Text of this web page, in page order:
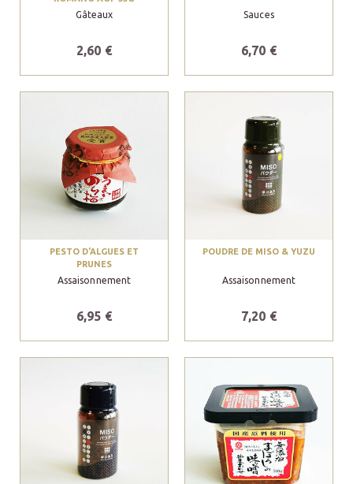
Gâteaux
2,60 €
Sauces
6,70 €
PESTO D'ALGUES ET
PRUNES
Assaisonnement
6,95 €
POUDRE DE MISO & YUZU
Assaisonnement
7,20 €